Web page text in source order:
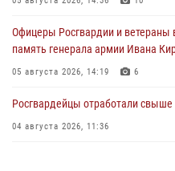
Офицеры Росгвардии и ветераны
память генерала армии Ивана
05 августа 2026, 14:19 6
Росгвардейцы отработали свыше
04 августа 2026, 11:36